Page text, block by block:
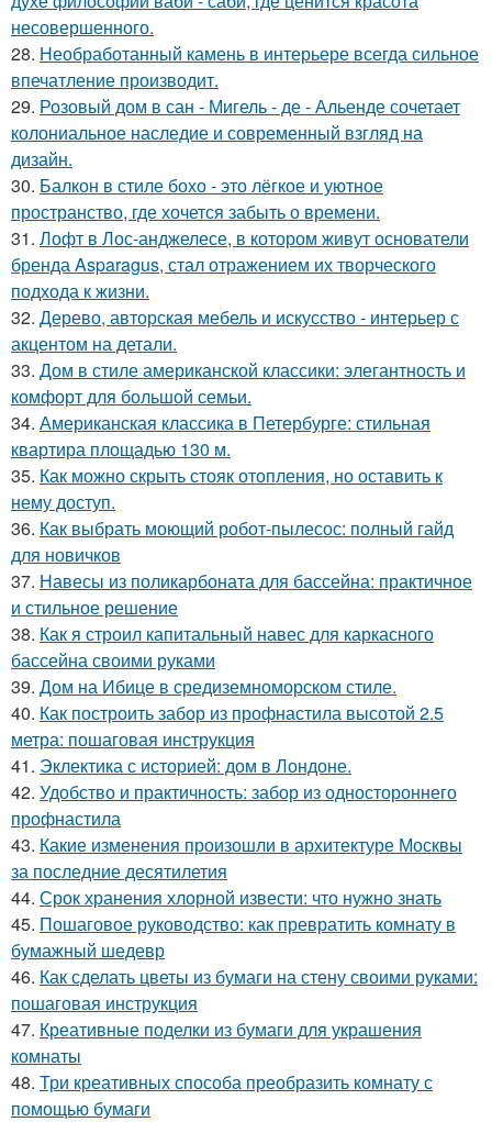
несовершенного.
28. Необработанный камень в интерьере всегда сильное
впечатление производит.
29. Розовый дом в сан - Мигель - де - Альенде сочетает
колониальное наследие и современный взгляд на
дизайн.
30. Балкон в стиле бохо - это лёгкое и уютное
пространство, где хочется забыть о времени.
31. Лофт в Лос-анджелесе, в котором живут основатели
бренда Asparagus, стал отражением их творческого
подхода к жизни.
32. Дерево, авторская мебель и искусство - интерьер с
акцентом на детали.
33. Дом в стиле американской классики: элегантность и
комфорт для большой семьи.
34. Американская классика в Петербурге: стильная
квартира площадью 130 м.
35. Как можно скрыть стояк отопления, но оставить к
нему доступ.
36. Как выбрать моющий робот-пылесос: полный гайд
для новичков
37. Навесы из поликарбоната для бассейна: практичное
и стильное решение
38. Как я строил капитальный навес для каркасного
бассейна своими руками
39. Дом на Ибице в средиземноморском стиле.
40. Как построить забор из профнастила высотой 2.5
метра: пошаговая инструкция
41. Эклектика с историей: дом в Лондоне.
42. Удобство и практичность: забор из одностороннего
профнастила
43. Какие изменения произошли в архитектуре Москвы
за последние десятилетия
44. Срок хранения хлорной извести: что нужно знать
45. Пошаговое руководство: как превратить комнату в
бумажный шедевр
46. Как сделать цветы из бумаги на стену своими руками:
пошаговая инструкция
47. Креативные поделки из бумаги для украшения
комнаты
48. Три креативных способа преобразить комнату с
помощью бумаги